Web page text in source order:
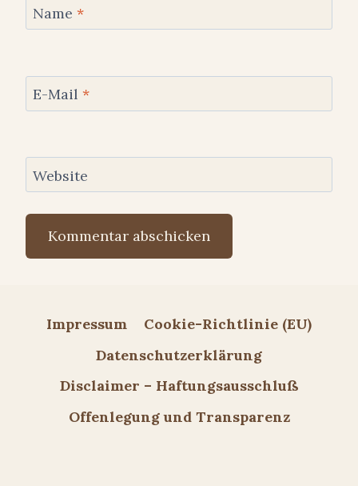
Name *
E-Mail *
Website
Impressum
Cookie-Richtlinie (EU)
Datenschutzerklärung
Disclaimer – Haftungsausschluß
Offenlegung und Transparenz